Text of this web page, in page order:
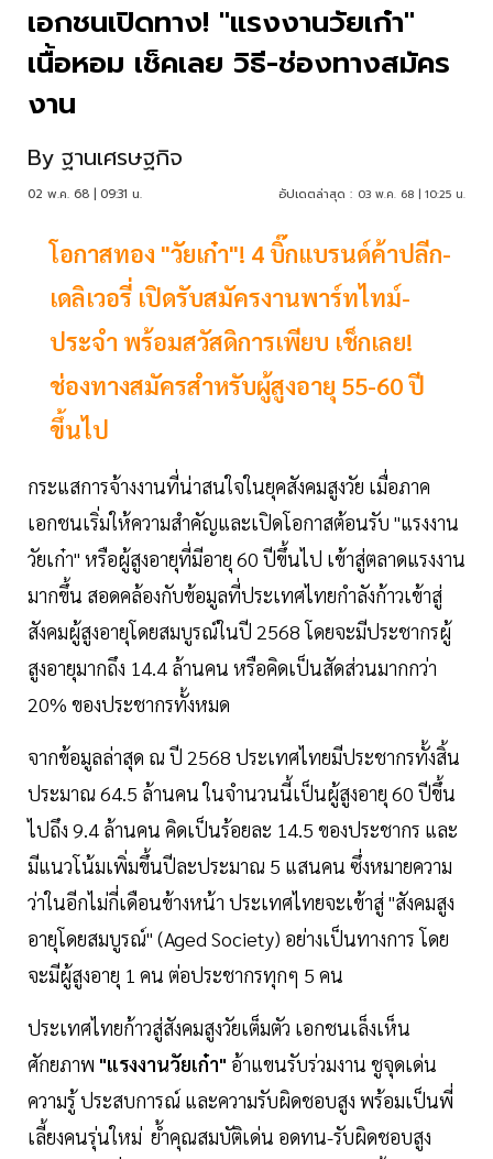
เอกชนเปิดทาง! "แรงงานวัยเก๋า"
เนื้อหอม เช็คเลย วิธี-ช่องทางสมัคร
งาน
By ฐานเศรษฐกิจ
02 พ.ค. 68 | 09:31 น. อัปเดตล่าสุด : 03 พ.ค. 68 | 10:25 น.
โอกาสทอง "วัยเก๋า"! 4 บิ๊กแบรนด์ค้าปลีก-
เดลิเวอรี่ เปิดรับสมัครงานพาร์ทไทม์-
ประจำ พร้อมสวัสดิการเพียบ เช็กเลย!
ช่องทางสมัครสำหรับผู้สูงอายุ 55-60 ปี
ขึ้นไป
กระแสการจ้างงานที่น่าสนใจในยุคสังคมสูงวัย เมื่อภาค
เอกชนเริ่มให้ความสำคัญและเปิดโอกาสต้อนรับ "แรงงาน
วัยเก๋า" หรือผู้สูงอายุที่มีอายุ 60 ปีขึ้นไป เข้าสู่ตลาดแรงงาน
มากขึ้น สอดคล้องกับข้อมูลที่ประเทศไทยกำลังก้าวเข้าสู่
สังคมผู้สูงอายุโดยสมบูรณ์ในปี 2568 โดยจะมีประชากรผู้
สูงอายุมากถึง 14.4 ล้านคน หรือคิดเป็นสัดส่วนมากกว่า
20% ของประชากรทั้งหมด
จากข้อมูลล่าสุด ณ ปี 2568 ประเทศไทยมีประชากรทั้งสิ้น
ประมาณ 64.5 ล้านคน ในจำนวนนี้เป็นผู้สูงอายุ 60 ปีขึ้น
ไปถึง 9.4 ล้านคน คิดเป็นร้อยละ 14.5 ของประชากร และ
มีแนวโน้มเพิ่มขึ้นปีละประมาณ 5 แสนคน ซึ่งหมายความ
ว่าในอีกไม่กี่เดือนข้างหน้า ประเทศไทยจะเข้าสู่ "สังคมสูง
อายุโดยสมบูรณ์" (Aged Society) อย่างเป็นทางการ โดย
จะมีผู้สูงอายุ 1 คน ต่อประชากรทุกๆ 5 คน
ประเทศไทยก้าวสู่สังคมสูงวัยเต็มตัว เอกชนเล็งเห็น
ศักยภาพ "แรงงานวัยเก๋า" อ้าแขนรับร่วมงาน ชูจุดเด่น
ความรู้ ประสบการณ์ และความรับผิดชอบสูง พร้อมเป็นพี่
เลี้ยงคนรุ่นใหม่ ย้ำคุณสมบัติเด่น อดทน-รับผิดชอบสูง